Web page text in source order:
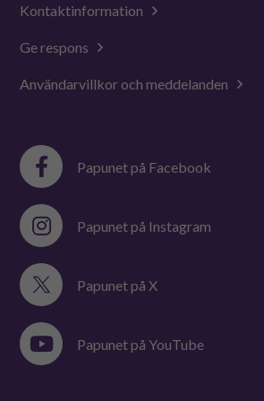
Kontaktinformation
Ge respons
Användarvillkor och meddelanden
Papunet på Facebook
Papunet på Instagram
Papunet på X
Papunet på YouTube